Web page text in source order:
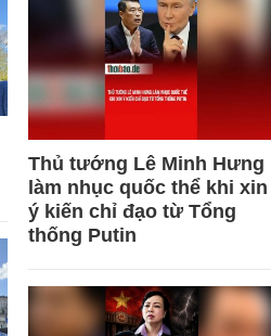
Thủ tướng Lê Minh Hưng
làm nhục quốc thể khi xin
ý kiến chỉ đạo từ Tổng
thống Putin